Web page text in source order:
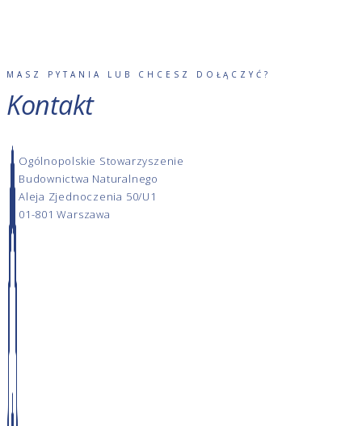
MASZ PYTANIA LUB CHCESZ DOŁĄCZYĆ?
Kontakt
Ogólnopolskie Stowarzyszenie
Budownictwa Naturalnego
Aleja Zjednoczenia 50/U1
01-801 Warszawa